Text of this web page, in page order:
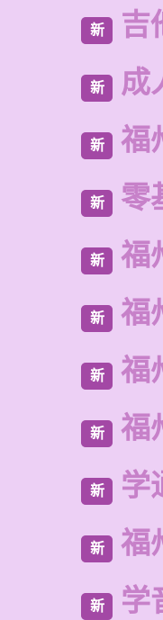
新 吉
新 成
新 福
新 零
新 福
新 福
新 福
新 福
新 学
新 福
新 学